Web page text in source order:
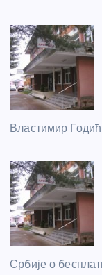
Властимир
Србије о